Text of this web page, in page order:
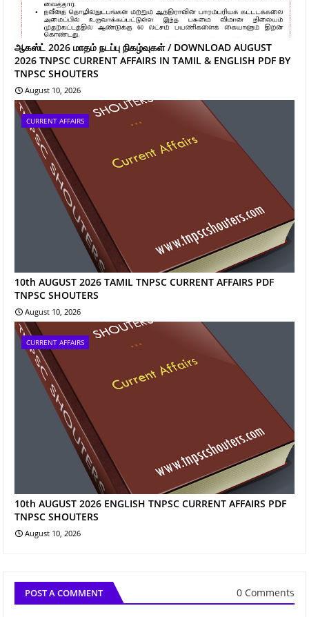
ஆகஸ்ட் 2026 மாதம் நடப்பு நிகழ்வுகள் / DOWNLOAD AUGUST
2026 TNPSC CURRENT AFFAIRS IN TAMIL & ENGLISH PDF BY
TNPSC SHOUTERS
August 10, 2026
CURRENT AFFAIRS
10th AUGUST 2026 TAMIL TNPSC CURRENT AFFAIRS PDF
TNPSC SHOUTERS
August 10, 2026
CURRENT AFFAIRS
10th AUGUST 2026 ENGLISH TNPSC CURRENT AFFAIRS PDF
TNPSC SHOUTERS
August 10, 2026
POST A COMMENT 0 Comments